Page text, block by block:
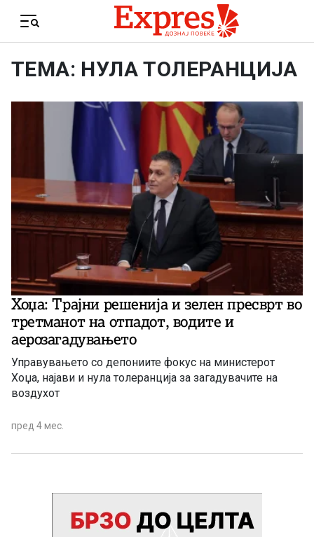
Menu
ТЕМА: НУЛА ТОЛЕРАНЦИЈА
Хоџа: Трајни решенија и зелен пресврт во
третманот на отпадот, водите и
аерозагадувањето
Управувањето со депониите фокус на министерот
Хоџа, најави и нула толеранција за загадувачите на
воздухот
пред 4 мес.